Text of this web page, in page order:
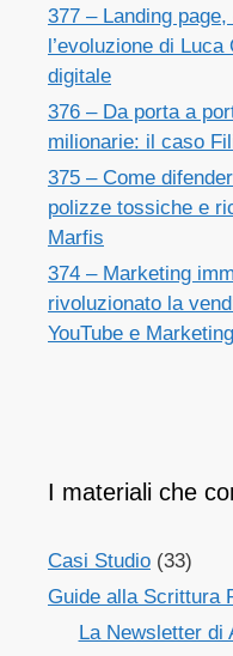
377 – Landing
l’evoluzione di
digitale
376 – Da porta a
milionarie: il caso
375 – Come
polizze tossiche e
Marfis
374 – Marketing
rivoluzionato la
YouTube e
I materiali che
Casi Studio (33)
Guide alla Scrittura
La Newsletter di